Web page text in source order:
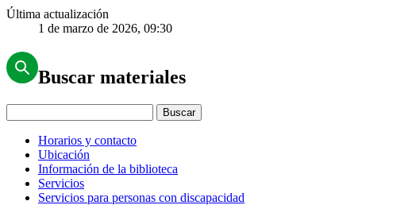
Última actualización
1 de marzo de 2026, 09:30
Buscar materiales
Buscar
Horarios y contacto
Ubicación
Información de la biblioteca
Servicios
Servicios para personas con discapacidad